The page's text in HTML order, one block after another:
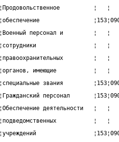
¦Продовольственное
¦обеспечение
¦Военный персонал и
¦сотрудники                 ¦
¦правоохранительных
¦органов, имеющие           ¦
¦специальные звания
¦Гражданский персонал
¦Обеспечение деятельности
¦подведомственных
¦учреждений